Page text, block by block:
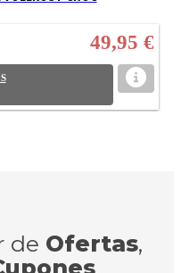
49,95 €
de Ofertas,